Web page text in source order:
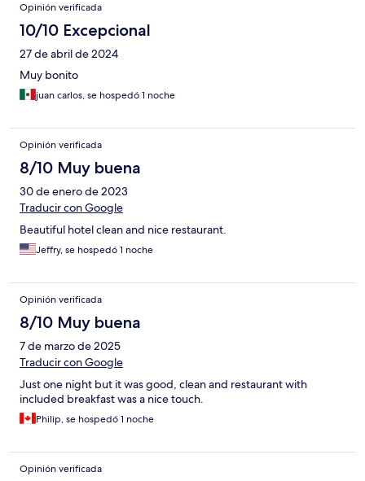
Opinión verificada
10/10 Excepcional
27 de abril de 2024
Muy bonito
juan carlos, se hospedó 1 noche
Opinión verificada
8/10 Muy buena
30 de enero de 2023
Traducir con Google
Beautiful hotel clean and nice restaurant.
Jeffry, se hospedó 1 noche
Opinión verificada
8/10 Muy buena
7 de marzo de 2025
Traducir con Google
Just one night but it was good, clean and restaurant with
included breakfast was a nice touch.
Philip, se hospedó 1 noche
Opinión verificada